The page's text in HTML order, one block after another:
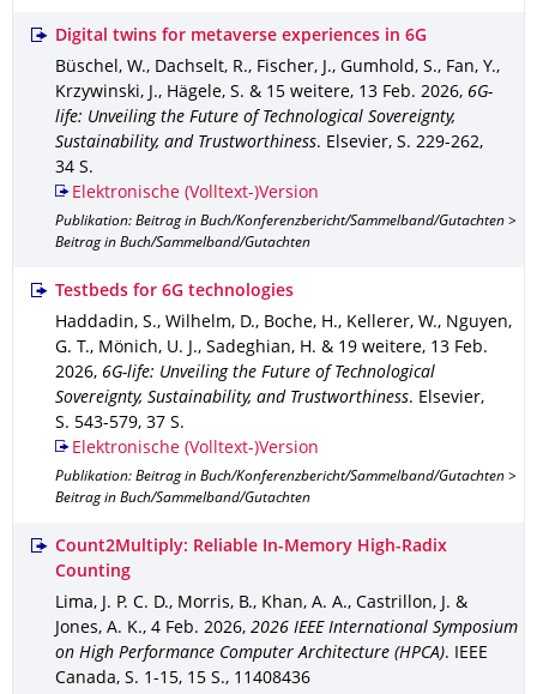
Digital twins for metaverse experiences in 6G
Büschel, W., Dachselt, R., Fischer, J., Gumhold, S., Fan, Y.,
Krzywinski, J., Hägele, S. & 15 weitere, 13 Feb. 2026, 6G-
life: Unveiling the Future of Technological Sovereignty,
Sustainability, and Trustworthiness. Elsevier, S. 229-262,
34 S.
Elektronische (Volltext-)Version
Publikation: Beitrag in Buch/Konferenzbericht/Sammelband/Gutachten >
Beitrag in Buch/Sammelband/Gutachten
Testbeds for 6G technologies
Haddadin, S., Wilhelm, D., Boche, H., Kellerer, W., Nguyen,
G. T., Mönich, U. J., Sadeghian, H. & 19 weitere, 13 Feb.
2026, 6G-life: Unveiling the Future of Technological
Sovereignty, Sustainability, and Trustworthiness. Elsevier,
S. 543-579, 37 S.
Elektronische (Volltext-)Version
Publikation: Beitrag in Buch/Konferenzbericht/Sammelband/Gutachten >
Beitrag in Buch/Sammelband/Gutachten
Count2Multiply: Reliable In-Memory High-Radix
Counting
Lima, J. P. C. D., Morris, B., Khan, A. A., Castrillon, J. &
Jones, A. K., 4 Feb. 2026, 2026 IEEE International Symposium
on High Performance Computer Architecture (HPCA).
IEEE
Canada, S. 1-15, 15 S., 11408436